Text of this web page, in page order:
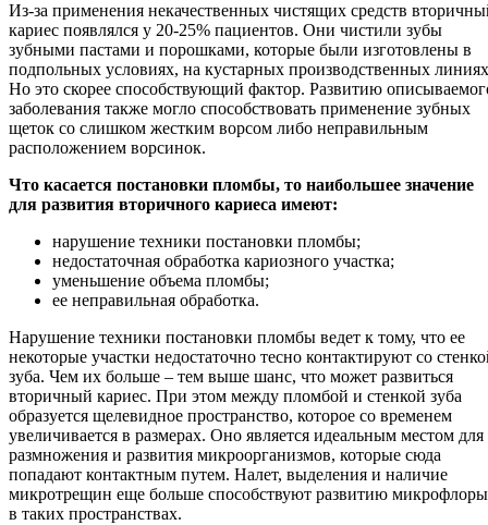
Из-за применения некачественных чистящих средств
кариес появлялся у 20-25% пациентов. Они чистили зубы
зубными пастами и порошками, которые были изготовлены в
подпольных условиях, на кустарных производственных
Но это скорее способствующий фактор. Развитию
заболевания также могло способствовать применение зубных
щеток со слишком жестким ворсом либо неправильным
расположением ворсинок.
Что касается постановки пломбы, то наибольшее значение
для развития вторичного кариеса имеют:
нарушение техники постановки пломбы;
недостаточная обработка кариозного участка;
уменьшение объема пломбы;
ее неправильная обработка.
Нарушение техники постановки пломбы ведет к тому, что ее
некоторые участки недостаточно тесно контактируют со
зуба. Чем их больше – тем выше шанс, что может развиться
вторичный кариес. При этом между пломбой и стенкой зуба
образуется щелевидное пространство, которое со временем
увеличивается в размерах. Оно является идеальным местом для
размножения и развития микроорганизмов, которые сюда
попадают контактным путем. Налет, выделения и наличие
микротрещин еще больше способствуют развитию микрофлоры
в таких пространствах.